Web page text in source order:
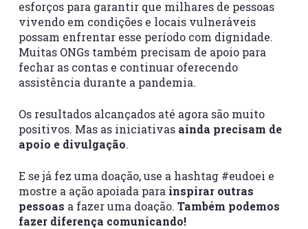
esforços para garantir que milhares de pessoas
vivendo em condições e locais vulneráveis
possam enfrentar esse período com dignidade.
Muitas ONGs também precisam de apoio para
fechar as contas e continuar oferecendo
assistência durante a pandemia.
Os resultados alcançados até agora são muito
positivos. Mas as iniciativas ainda precisam de
apoio e divulgação.
E se já fez uma doação, use a hashtag #eudoei e
mostre a ação apoiada para inspirar outras
pessoas a fazer uma doação. Também podemos
fazer diferença comunicando!